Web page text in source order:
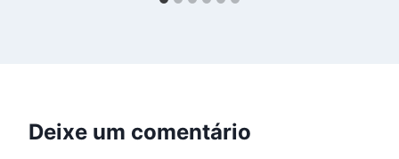
Deixe um comentário